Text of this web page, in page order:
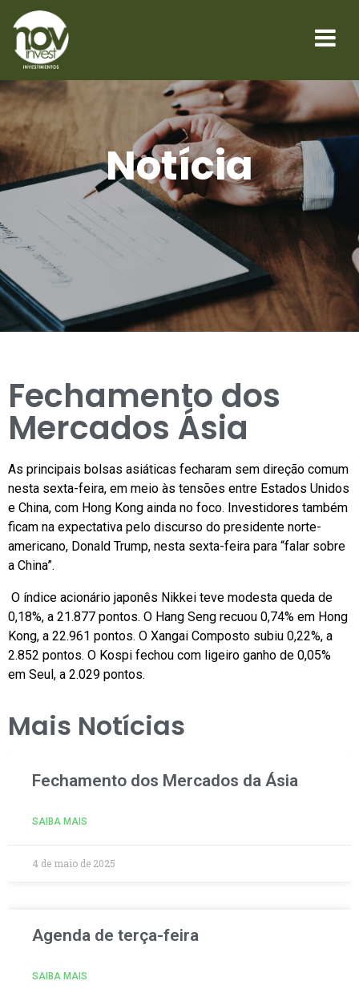
Notícia
Fechamento dos
Mercados Ásia
As principais bolsas asiáticas fecharam sem direção comum
nesta sexta-feira, em meio às tensões entre Estados Unidos
e China, com Hong Kong ainda no foco. Investidores também
ficam na expectativa pelo discurso do presidente norte-
americano, Donald Trump, nesta sexta-feira para “falar sobre
a China”.
O índice acionário japonês Nikkei teve modesta queda de
0,18%, a 21.877 pontos. O Hang Seng recuou 0,74% em Hong
Kong, a 22.961 pontos. O Xangai Composto subiu 0,22%, a
2.852 pontos. O Kospi fechou com ligeiro ganho de 0,05%
em Seul, a 2.029 pontos.
Mais Notícias
Fechamento dos Mercados da Ásia
SAIBA MAIS
4 de maio de 2025
Agenda de terça-feira
SAIBA MAIS